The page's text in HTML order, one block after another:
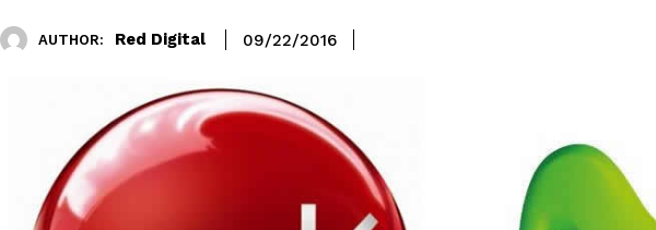
AUTHOR: Red Digital 09/22/2016